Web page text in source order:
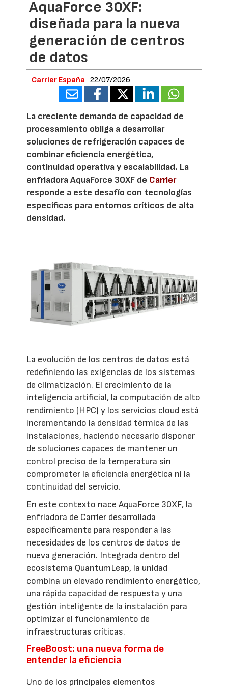
AquaForce 30XF:
diseñada para la nueva
generación de centros
de datos
Carrier España 22/07/2026
La creciente demanda de capacidad de
procesamiento obliga a desarrollar
soluciones de refrigeración capaces de
combinar eficiencia energética,
continuidad operativa y escalabilidad. La
enfriadora AquaForce 30XF de Carrier
responde a este desafío con tecnologías
específicas para entornos críticos de alta
densidad.
La evolución de los centros de datos está
redefiniendo las exigencias de los sistemas
de climatización. El crecimiento de la
inteligencia artificial, la computación de alto
rendimiento (HPC) y los servicios cloud está
incrementando la densidad térmica de las
instalaciones, haciendo necesario disponer
de soluciones capaces de mantener un
control preciso de la temperatura sin
comprometer la eficiencia energética ni la
continuidad del servicio.
En este contexto nace AquaForce 30XF, la
enfriadora de Carrier desarrollada
específicamente para responder a las
necesidades de los centros de datos de
nueva generación. Integrada dentro del
ecosistema QuantumLeap, la unidad
combina un elevado rendimiento energético,
una rápida capacidad de respuesta y una
gestión inteligente de la instalación para
optimizar el funcionamiento de
infraestructuras críticas.
FreeBoost: una nueva forma de
entender la eficiencia
Uno de los principales elementos